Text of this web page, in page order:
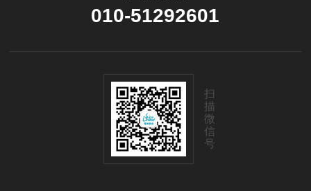
010-51292601
扫
描
微
信
号